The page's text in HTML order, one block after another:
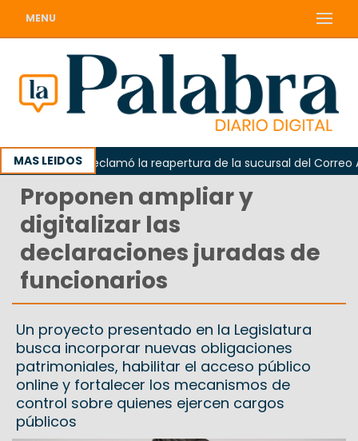
MENU
MAS LEIDOS
Odarda reclamó la reapertura de la sucursal del Correo
Proponen ampliar y
digitalizar las
declaraciones juradas de
funcionarios
Un proyecto presentado en la Legislatura
busca incorporar nuevas obligaciones
patrimoniales, habilitar el acceso público
online y fortalecer los mecanismos de
control sobre quienes ejercen cargos
públicos